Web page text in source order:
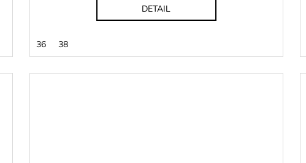
DETAIL
36 38